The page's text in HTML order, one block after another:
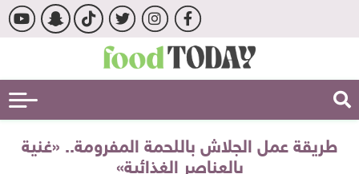
طريقة عمل الجلاش باللحمة المفرومة.. «غنية
بالعناصر الغذائية»